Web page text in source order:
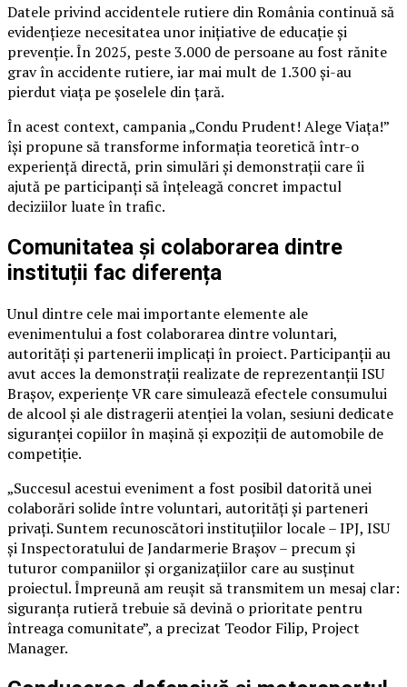
Datele privind accidentele rutiere din România continuă să
evidențieze necesitatea unor inițiative de educație și
prevenție. În 2025, peste 3.000 de persoane au fost rănite
grav în accidente rutiere, iar mai mult de 1.300 și-au
pierdut viața pe șoselele din țară.
În acest context, campania „Condu Prudent! Alege Viața!”
își propune să transforme informația teoretică într-o
experiență directă, prin simulări și demonstrații care îi
ajută pe participanți să înțeleagă concret impactul
deciziilor luate în trafic.
Comunitatea și colaborarea dintre
instituții fac diferența
Unul dintre cele mai importante elemente ale
evenimentului a fost colaborarea dintre voluntari,
autorități și partenerii implicați în proiect. Participanții au
avut acces la demonstrații realizate de reprezentanții ISU
Brașov, experiențe VR care simulează efectele consumului
de alcool și ale distragerii atenției la volan, sesiuni dedicate
siguranței copiilor în mașină și expoziții de automobile de
competiție.
„Succesul acestui eveniment a fost posibil datorită unei
colaborări solide între voluntari, autorități și parteneri
privați. Suntem recunoscători instituțiilor locale – IPJ, ISU
și Inspectoratului de Jandarmerie Brașov – precum și
tuturor companiilor și organizațiilor care au susținut
proiectul. Împreună am reușit să transmitem un mesaj clar:
siguranța rutieră trebuie să devină o prioritate pentru
întreaga comunitate”, a precizat Teodor Filip, Project
Manager.